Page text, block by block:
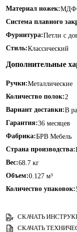
Материал ножек:МДФ
Система плавного
Фурнитура:Петли с
Стиль:Классический
Дополнительные
Ручки:Металлические
Количество полок:2
Вариант доставки:В
Гарантия:36 месяцев
Фабрика:БРВ Мебель
Страна производства:
Вес:68.7 кг
Объем:0.127 м³
Количество упаковок:
СКАЧАТЬ
СКАЧАТЬ